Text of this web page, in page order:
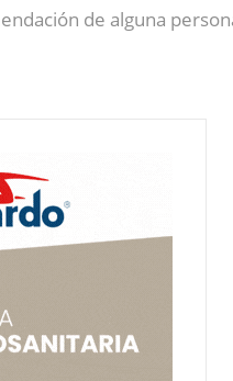
de alguna